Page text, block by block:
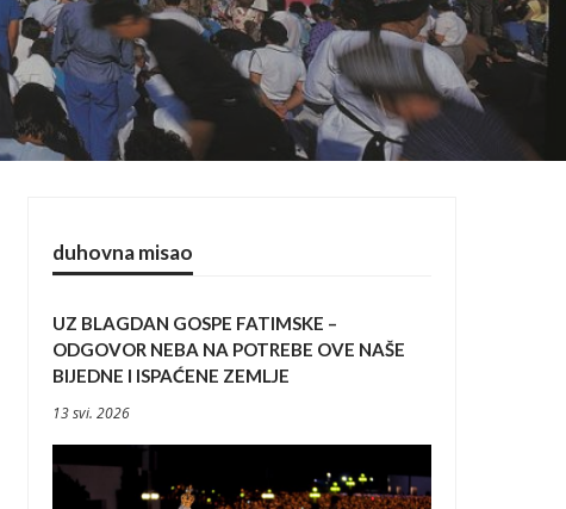
duhovna misao
UZ BLAGDAN GOSPE FATIMSKE –
ODGOVOR NEBA NA POTREBE OVE NAŠE
BIJEDNE I ISPAĆENE ZEMLJE
13 svi. 2026